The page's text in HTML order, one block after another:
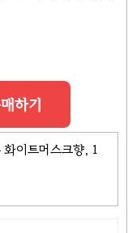
하기
이트머스크향, 1